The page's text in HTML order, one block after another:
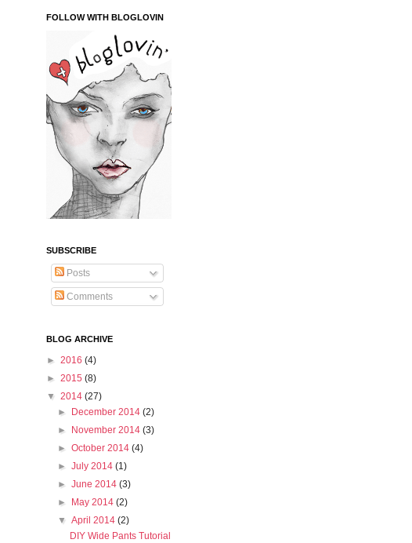
FOLLOW WITH BLOGLOVIN
SUBSCRIBE
Posts
Comments
BLOG ARCHIVE
► 2016 (4)
► 2015 (8)
▼ 2014 (27)
►
December 2014(2)
►
November 2014(3)
►October 2014(4)
►July 2014(1)
►June 2014(3)
►
May 2014(2)
▼April 2014(2)
DIY Wide Pants Tutorial